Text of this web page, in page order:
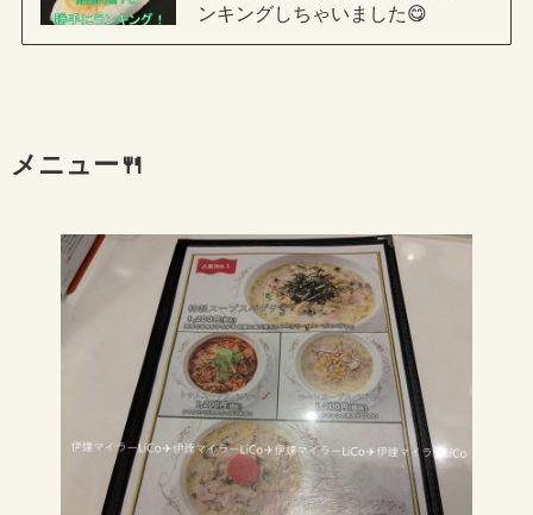
ンキングしちゃいました😋
メニュー🍴